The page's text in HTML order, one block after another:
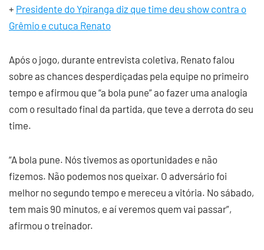
+ Presidente do Ypiranga diz que time deu show contra o
Grêmio e cutuca Renato
Após o jogo, durante entrevista coletiva, Renato falou
sobre as chances desperdiçadas pela equipe no primeiro
tempo e afirmou que “a bola pune” ao fazer uma analogia
com o resultado final da partida, que teve a derrota do seu
time.
“A bola pune. Nós tivemos as oportunidades e não
fizemos. Não podemos nos queixar. O adversário foi
melhor no segundo tempo e mereceu a vitória. No sábado,
tem mais 90 minutos, e aí veremos quem vai passar”,
afirmou o treinador.